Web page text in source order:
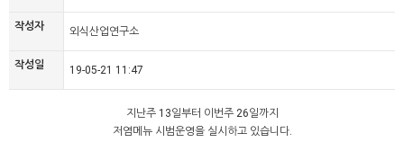
작성자 외식산업연구소
작성일 19-05-21 11:47
지난주 13일부터 이번주 26일까지
저염메뉴 시범운영을 실시하고 있습니다.